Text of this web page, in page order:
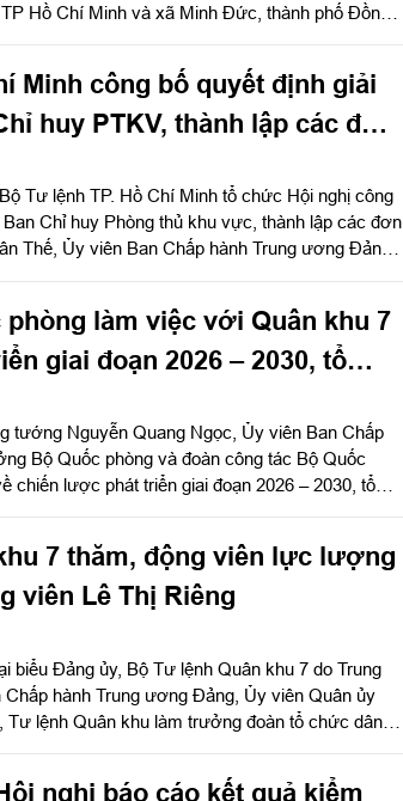
Hồ Chí Minh và xã Minh Đức, thành phố Đồng
Minh công bố quyết định giải
huy PTKV, thành lập các đơn
Tư lệnh TP. Hồ Chí Minh tổ chức Hội nghị công
Chỉ huy Phòng thủ khu vực, thành lập các đơn
Thế, Ủy viên Ban Chấp hành Trung ương Đảng,
Ủy viên Ban Thường vụ Thành ủy, Tư lệnh Bộ
nghị.
làm việc với Quân khu 7
giai đoạn 2026 – 2030, tổ
nghiệp
tướng Nguyễn Quang Ngọc, Ủy viên Ban Chấp
Bộ Quốc phòng và đoàn công tác Bộ Quốc
chiến lược phát triển giai đoạn 2026 – 2030, tổ
đoàn.
7 thăm, động viên lực lượng
viên Lê Thị Riêng
biểu Đảng ủy, Bộ Tư lệnh Quân khu 7 do Trung
hành Trung ương Đảng, Ủy viên Quân ủy
lệnh Quân khu làm trưởng đoàn tổ chức dâng
nhiệm vụ tại công viên Lê Thị Riêng, Thành phố
nghị báo cáo kết quả kiểm